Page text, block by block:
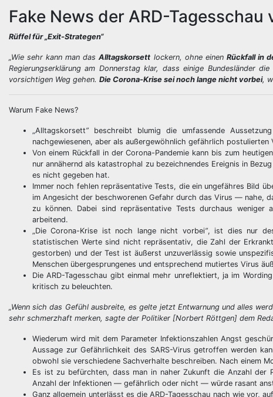
Fake News der ARD-
Rüffel für „Exit-Strategen“
„Wie sehr kann man dasAlltagskorsett lockern, ohne einen Rückfall in
Regierungserklärung am Donnerstag klar, dass einige Bundesländer
vorsichtigen Weg gehen. Die Corona-Krise sei noch lange nicht vorbei,
Warum Fake News?
„Alltagskorsett” beschreibt blumig die umfassende
nachgewiesenen, aber als außergewöhnlich gefährlich postulierten
Von einem Rückfall in der Corona-Pandemie kann bis zum
nur annähernd als katastrophal zu bezeichnendes Ereignis in
es nicht gegeben hat.
Immer noch fehlen repräsentative Tests, die ein ungefähres Bild
im Angesicht der beschworenen Gefahr durch das Virus — nahe,
zu können. Dabei sind repräsentative Tests durchaus
arbeitend.
„Die Corona-Krise ist noch lange nicht vorbei”, ist dies nur
statistischen Werte sind nicht repräsentativ, die Zahl der
gestorben) und der Test ist äußerst unzuverlässig sowie
Menschen übergesprungenes und entsprechend mutiertes Virus
Die ARD-Tagesschau gibt einmal mehr unreflektiert, ja im
kritisch zu beleuchten.
„Wenn sich das Gefühl ausbreite, es gelte jetzt Entwarnung und alles
sehr schmerzhaft merken, sagte der Politiker [Norbert Röttgen] dem
Wiederum wird mit dem Parameter Infektionszahlen Angst
Aussage zur Gefährlichkeit des SARS-Virus getroffen werden
obwohl sie verschiedene Sachverhalte beschreiben. Nach einem
Es ist zu befürchten, dass man in naher Zukunft die Anzahl der
Anzahl der Infektionen — gefährlich oder nicht — würde rasant
Ganz allgemein unterlässt es die ARD-Tagesschau nach wie vor,